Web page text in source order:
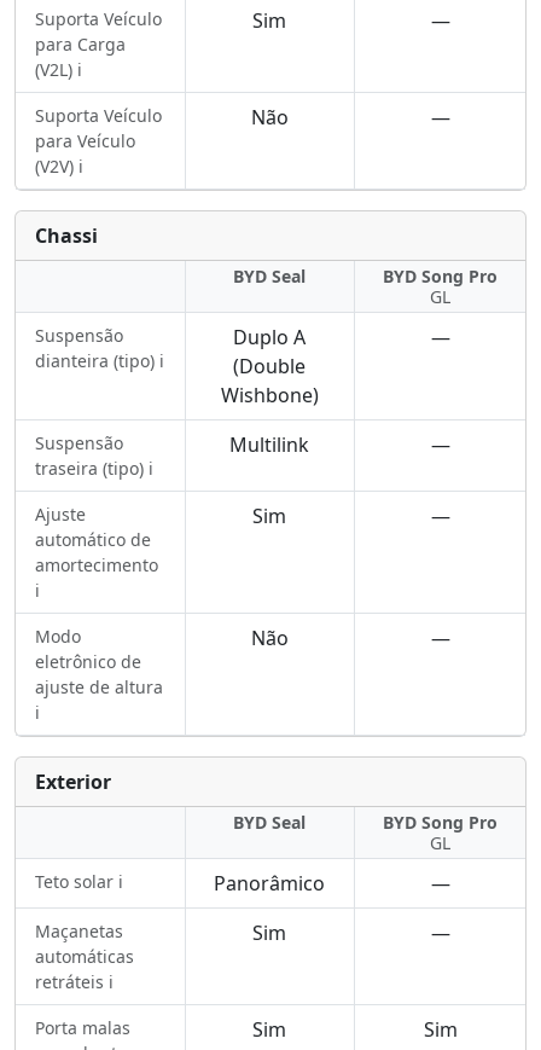
Suporta Veículo
para Carga
(V2L) ℹ️
Sim —
Suporta Veículo
para Veículo
(V2V) ℹ️
Não —
Chassi
BYD Seal
BYD Song Pro
GL
Suspensão
dianteira (tipo) ℹ️
Duplo A
(Double
Wishbone)
—
Suspensão
traseira (tipo) ℹ️
Multilink —
Ajuste
automático de
amortecimento
ℹ️
Sim —
Modo
eletrônico de
ajuste de altura
ℹ️
Não —
Exterior
BYD Seal
BYD Song Pro
GL
Teto solar ℹ️
Panorâmico —
Maçanetas
automáticas
retráteis ℹ️
Sim —
Porta malas
Sim Sim